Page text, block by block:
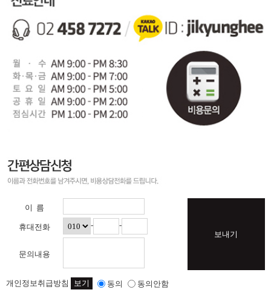
이 름
휴대전화 - -
문의내용
보내기
개인정보취급방침 보기 동의 동의안함